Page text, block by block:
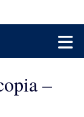
–